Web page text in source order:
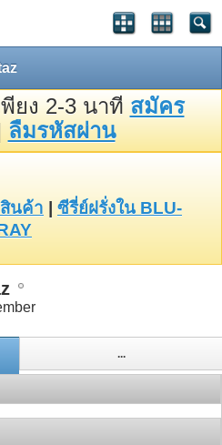
ยง 2-3 นาที สมัคร
ลืมรหัสผ่าน
นค้า
ซีรี่ย์ฝรั่งใน BLU-
...